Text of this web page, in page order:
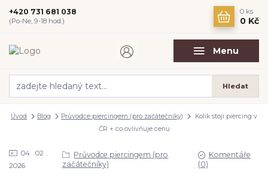
Menu
Hledat
+420 731 681 038
(Po-Ne, 9-18 hod.)
0 ks
0 Kč
Úvod Blog Průvodce piercingem (pro začátečníky)
Kolik stojí piercing v
ČR + co ovlivňuje cenu
04
02
2026
Průvodce piercingem (pro
začátečníky)
Komentáře
(0)